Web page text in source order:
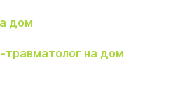
дом
на дом